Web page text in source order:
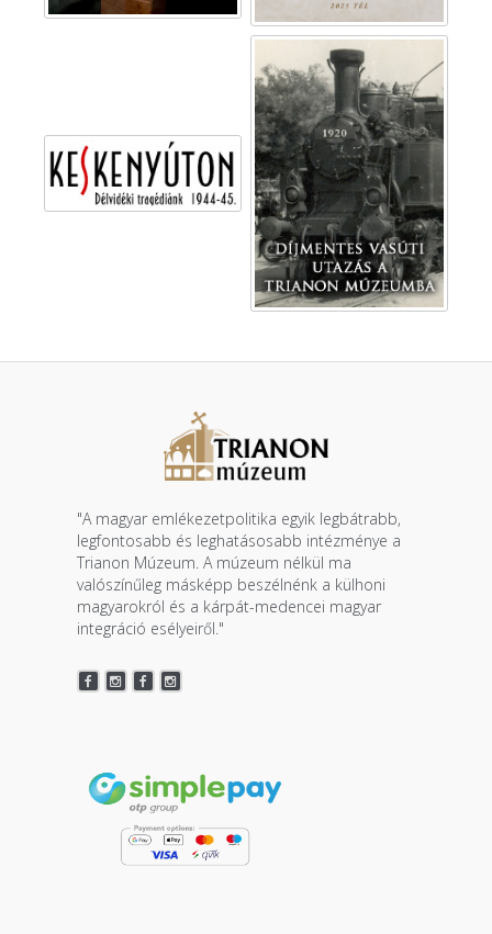
"A magyar emlékezetpolitika egyik legbátrabb,
legfontosabb és leghatásosabb intézménye a
Trianon Múzeum. A múzeum nélkül ma
valószínűleg másképp beszélnénk a külhoni
magyarokról és a kárpát-medencei magyar
integráció esélyeiről."